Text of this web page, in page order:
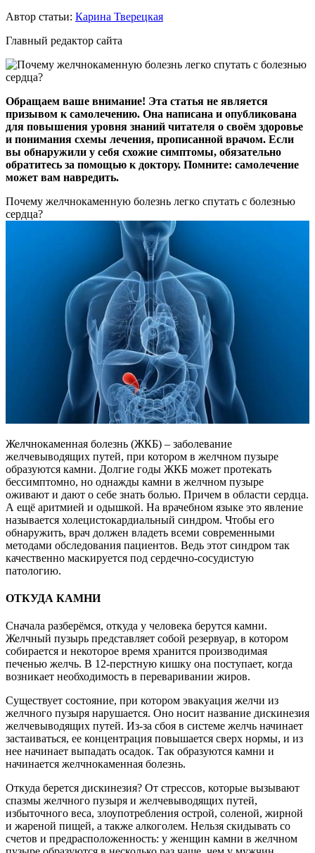
Автор статьи: Карина Тверецкая
Главный редактор сайта
Обращаем ваше внимание! Эта статья не является
призывом к самолечению. Она написана и опубликована
для повышения уровня знаний читателя о своём здоровье
и понимания схемы лечения, прописанной врачом. Если
вы обнаружили у себя схожие симптомы, обязательно
обратитесь за помощью к доктору. Помните: самолечение
может вам навредить.
Почему желчнокаменную болезнь легко спутать с болезнью
сердца?
Желчнокаменная болезнь (ЖКБ) – заболевание
желчевыводящих путей, при котором в желчном пузыре
образуются камни. Долгие годы ЖКБ может протекать
бессимптомно, но однажды камни в желчном пузыре
оживают и дают о себе знать болью. Причем в области сердца.
А ещё аритмией и одышкой. На врачебном языке это явление
называется холецистокардиальный синдром. Чтобы его
обнаружить, врач должен владеть всеми современными
методами обследования пациентов. Ведь этот синдром так
качественно маскируется под сердечно-сосудистую
патологию.
ОТКУДА КАМНИ
Сначала разберёмся, откуда у человека берутся камни.
Желчный пузырь представляет собой резервуар, в котором
собирается и некоторое время хранится производимая
печенью желчь. В 12-перстную кишку она поступает, когда
возникает необходимость в переваривании жиров.
Существует состояние, при котором эвакуация желчи из
желчного пузыря нарушается. Оно носит название дискинезия
желчевыводящих путей. Из-за сбоя в системе желчь начинает
застаиваться, ее концентрация повышается сверх нормы, и из
нее начинает выпадать осадок. Так образуются камни и
начинается желчнокаменная болезнь.
Откуда берется дискинезия? От стрессов, которые вызывают
спазмы желчного пузыря и желчевыводящих путей,
избыточного веса, злоупотребления острой, соленой, жирной
и жареной пищей, а также алкоголем. Нельзя скидывать со
счетов и предрасположенность: у женщин камни в желчном